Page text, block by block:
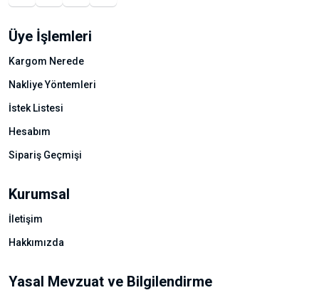
Üye İşlemleri
Kargom Nerede
Nakliye Yöntemleri
İstek Listesi
Hesabım
Sipariş Geçmişi
Kurumsal
İletişim
Hakkımızda
Yasal Mevzuat ve Bilgilendirme